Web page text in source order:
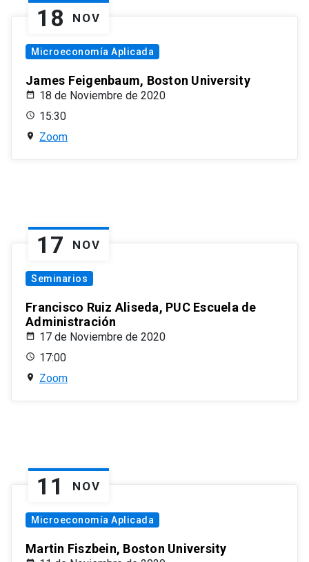
18 NOV
Microeconomía Aplicada
James Feigenbaum, Boston University
18 de Noviembre de 2020
15:30
Zoom
17 NOV
Seminarios
Francisco Ruiz Aliseda, PUC Escuela de
Administración
17 de Noviembre de 2020
17:00
Zoom
11 NOV
Microeconomía Aplicada
Martin Fiszbein, Boston University